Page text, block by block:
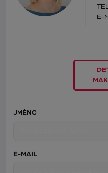
E-
JMÉNO
E-MAIL